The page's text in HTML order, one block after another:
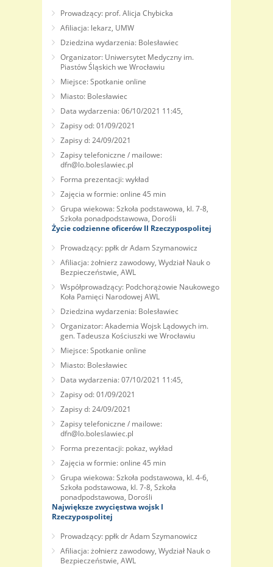
Prowadzący: prof. Alicja Chybicka
Afiliacja: lekarz, UMW
Dziedzina wydarzenia: Bolesławiec
Organizator: Uniwersytet Medyczny im.
Piastów Śląskich we Wrocławiu
Miejsce: Spotkanie online
Miasto: Bolesławiec
Data wydarzenia: 06/10/2021 11:45,
Zapisy od: 01/09/2021
Zapisy d: 24/09/2021
Zapisy telefoniczne / mailowe:
dfn@lo.boleslawiec.pl
Forma prezentacji: wykład
Zajęcia w formie: online 45 min
Grupa wiekowa: Szkoła podstawowa, kl. 7-8,
Szkoła ponadpodstawowa, Dorośli
Życie codzienne oficerów II Rzeczypospolitej
Prowadzący: ppłk dr Adam Szymanowicz
Afiliacja: żołnierz zawodowy, Wydział Nauk o
Bezpieczeństwie, AWL
Współprowadzący: Podchorążowie Naukowego
Koła Pamięci Narodowej AWL
Dziedzina wydarzenia: Bolesławiec
Organizator: Akademia Wojsk Lądowych im.
gen. Tadeusza Kościuszki we Wrocławiu
Miejsce: Spotkanie online
Miasto: Bolesławiec
Data wydarzenia: 07/10/2021 11:45,
Zapisy od: 01/09/2021
Zapisy d: 24/09/2021
Zapisy telefoniczne / mailowe:
dfn@lo.boleslawiec.pl
Forma prezentacji: pokaz, wykład
Zajęcia w formie: online 45 min
Grupa wiekowa: Szkoła podstawowa, kl. 4-6,
Szkoła podstawowa, kl. 7-8, Szkoła
ponadpodstawowa, Dorośli
Największe zwycięstwa wojsk I
Rzeczypospolitej
Prowadzący: ppłk dr Adam Szymanowicz
Afiliacja: żołnierz zawodowy, Wydział Nauk o
Bezpieczeństwie, AWL